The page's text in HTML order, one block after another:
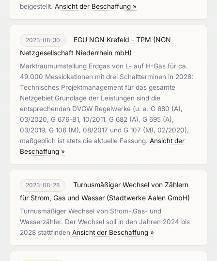
beigestellt. Ansicht der Beschaffung »
2023-08-30 EGU NGN Krefeld - TPM (NGN
Netzgesellschaft Niederrhein mbH)
Marktraumumstellung Erdgas von L- auf H-Gas für ca.
49.000 Messlokationen mit drei Schaltterminen in 2028:
Technisches Projektmanagement für das gesamte
Netzgebiet Grundlage der Leistungen sind die
entsprechenden DVGW Regelwerke (u. a. G 680 (A),
03/2020, G 676-B1, 10/2011, G 682 (A), G 695 (A),
03/2019, G 106 (M), 08/2017 und G 107 (M), 02/2020),
maßgeblich ist stets die aktuelle Fassung. Ansicht der
Beschaffung »
2023-08-28
Turnusmäßiger Wechsel von Zählern
für Strom, Gas und Wasser (Stadtwerke Aalen GmbH)
Turnusmäßiger Wechsel von Strom-,Gas- und
Wasserzähler. Der Wechsel soll in den Jahren 2024 bis
2028 stattfinden Ansicht der Beschaffung »